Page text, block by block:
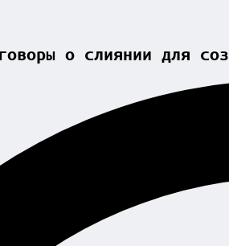
о слиянии для